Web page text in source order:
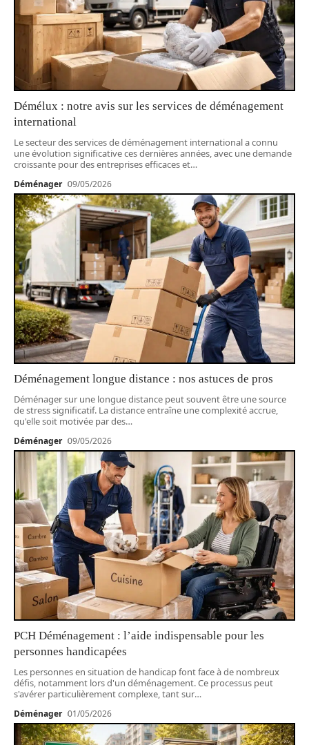
Démélux : notre avis sur les services de déménagement
international
Le secteur des services de déménagement international a connu
une évolution significative ces dernières années, avec une demande
croissante pour des entreprises efficaces et…
Déménager 09/05/2026
Déménagement longue distance : nos astuces de pros
Déménager sur une longue distance peut souvent être une source
de stress significatif. La distance entraîne une complexité accrue,
qu'elle soit motivée par des…
Déménager 09/05/2026
PCH Déménagement : l’aide indispensable pour les
personnes handicapées
Les personnes en situation de handicap font face à de nombreux
défis, notamment lors d'un déménagement. Ce processus peut
s'avérer particulièrement complexe, tant sur…
Déménager 01/05/2026